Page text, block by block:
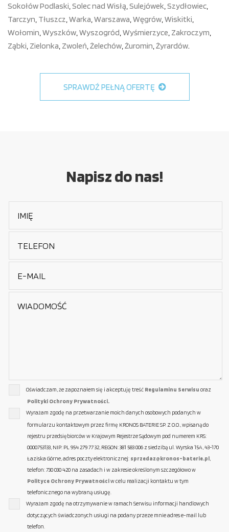
Sokołów Podlaski,Solec nad Wisłą,Sulejówek,Szydłowiec,
Tarczyn, Tłuszcz,Warka,Warszawa,Węgrów,Wiskitki,
Wołomin,Wyszków,Wyszogród,Wyśmierzyce, Zakroczym,
Ząbki, Zielonka, Zwoleń,Żelechów,Żuromin,Żyrardów.
SPRAWDŹ PEŁNĄ OFERTĘ
Napisz do nas!
Oświadczam, że zapoznałem się i akceptuję treść Regulaminu Serwisu oraz
Polityki Ochrony Prywatności.
Wyrażam zgodę na przetwarzanie moich danych osobowych podanych w
formularzu kontaktowym przez firmę KRONOS BATERIE SP. Z O.O., wpisaną do
rejestru przedsiębiorców w Krajowym Rejestrze Sądowym pod numerem KRS:
0000753133, NIP: PL 954 279 77 32, REGON: 381 583 006 z siedzibą ul. Wyrska 15A, 43-170
Łaziska Górne, adres poczty elektronicznej: sprzedaz@kronos-baterie.pl
telefon: 730 030 420 na zasadach i w zakresie określonym szczegółowo w
Polityce Ochrony Prywatnościw celu realizacji kontaktu w tym
telefonicznego na wybraną usługę.
Wyrażam zgodę na otrzymywanie w ramach Serwisu informacji handlowych
dotyczących świadczonych usługi na podany przeze mnie adres e-mail lub
telefon.